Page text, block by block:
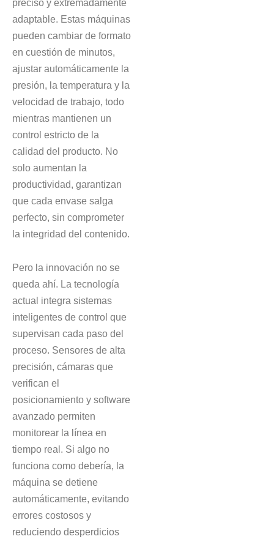
adaptable. Estas máquinas
pueden cambiar de formato
en cuestión de minutos,
ajustar automáticamente la
presión, la temperatura y la
velocidad de trabajo, todo
mientras mantienen un
control estricto de la
calidad del producto. No
solo aumentan la
productividad, garantizan
que cada envase salga
perfecto, sin comprometer
la integridad del contenido.
Pero la innovación no se
queda ahí. La tecnología
actual integra sistemas
inteligentes de control que
supervisan cada paso del
proceso. Sensores de alta
precisión, cámaras que
verifican el
posicionamiento y software
avanzado permiten
monitorear la línea en
tiempo real. Si algo no
funciona como debería, la
máquina se detiene
automáticamente, evitando
errores costosos y
reduciendo desperdicios